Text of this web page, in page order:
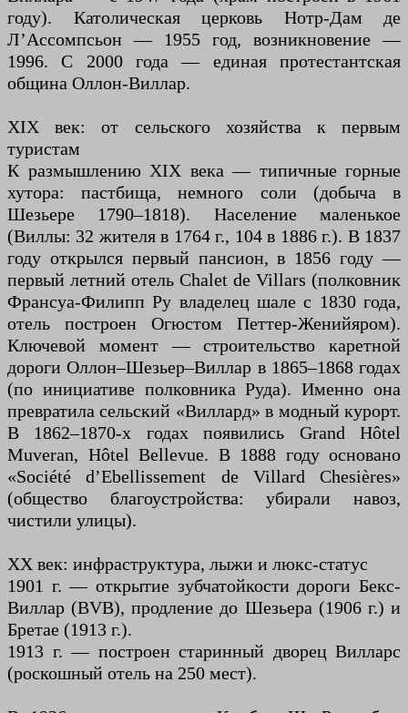
году). Католическая церковь Нотр-Дам де
Л’Ассомпсьон — 1955 год, возникновение —
1996. С 2000 года — единая протестантская
община Оллон-Виллар.
XIX век: от сельского хозяйства к первым
туристам
К размышлению XIX века — типичные горные
хутора: пастбища, немного соли (добыча в
Шезьере 1790–1818). Население маленькое
(Виллы: 32 жителя в 1764 г., 104 в 1886 г.). В 1837
году открылся первый пансион, в 1856 году —
первый летний отель Chalet de Villars (полковник
Франсуа-Филипп Ру владелец шале с 1830 года,
отель построен Огюстом Петтер-Женийяром).
Ключевой момент — строительство каретной
дороги Оллон–Шезьер–Виллар в 1865–1868 годах
(по инициативе полковника Руда). Именно она
превратила сельский «Виллард» в модный курорт.
В 1862–1870-х годах появились Grand Hôtel
Muveran, Hôtel Bellevue. В 1888 году основано
«Société d’Ebellissement de Villard Chesières»
(общество благоустройства: убирали навоз,
чистили улицы).
XX век: инфраструктура, лыжи и люкс-статус
1901 г. — открытие зубчатой ​​кости дороги Бекс-
Виллар (BVB), продление до Шезьера (1906 г.) и
Бретае (1913 г.).
1913 г. — построен старинный дворец Вилларс
(роскошный отель на 250 мест).